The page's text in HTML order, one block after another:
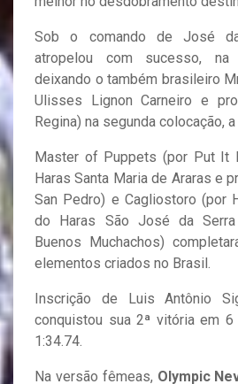
Sob o comando de José
atropelou com sucesso, na
deixando o também brasileiro
Ulisses Lignon Carneiro e
Regina) na segunda colocação,
Master of Puppets (por Put It
Haras Santa Maria de Araras e
San Pedro) e Cagliostoro (por
do Haras São José da
Buenos Muchachos)
elementos criados no Brasil.
Inscrição de Luis Antônio
conquistou sua 2ª vitória em 6
1:34.74.
Na versão fêmeas, Olympic